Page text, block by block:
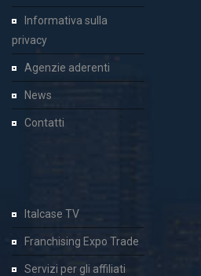
Informativa sulla
privacy
Agenzie aderenti
News
Contatti
Italcase TV
Franchising Expo Trade
Servizi per gli affiliati